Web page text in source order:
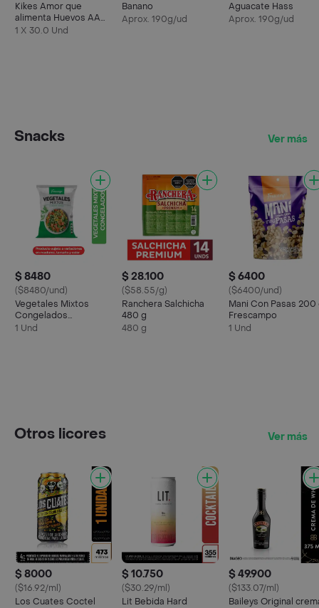
Kikes Amor que
alimenta Huevos AA
Rojos L
1 X 30.0 Und
Banano
Aprox. 190g/ud
Aguacate Hass
Aprox. 190g/ud
Snacks Ver más
$ 8480
($8480/und)
Vegetales Mixtos
Congelados
Frescampo
1 Und
$ 28.100
($58.55/g)
Ranchera Salchicha
480 g
480 g
$ 6400
($6400/und)
Mani Con Pasas 200
Frescampo
1 Und
Otros licores Ver más
$ 8000
($16.92/ml)
Los Cuates Coctel
$ 10.750
($30.29/ml)
Lit Bebida Hard
$ 49.900
($133.07/ml)
Baileys Original